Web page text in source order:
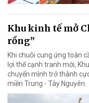
Khu kinh tế mở
rồng”
Khi chuỗi cung ứng toàn
lợi thế cạnh tranh mới,
chuyển mình trở thành
miền Trung - Tây Nguyên.